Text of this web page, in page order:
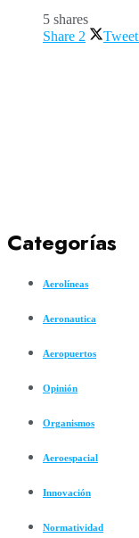
5 shares
Share 2 Tweet
Categorías
Aerolíneas
Aeronautica
Aeropuertos
Opinión
Organismos
Aeroespacial
Innovación
Normatividad